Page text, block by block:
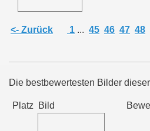
<- Zurück 1 ... 45 46 47 48
Die bestbewertesten Bilder
Platz Bild